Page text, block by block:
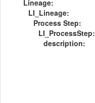
Lineage:
LI_Lineage:
Process Step:
LI_ProcessStep:
description: